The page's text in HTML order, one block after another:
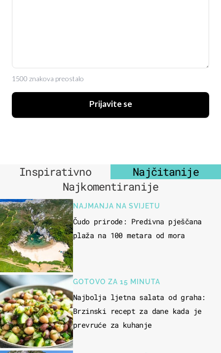
1500 znakova preostalo
Prijavite se
Inspirativno
Najčitanije
Najkomentiranije
NAJMANJA NA SVIJETU
Čudo prirode: Predivna pješčana
plaža na 100 metara od mora
GOTOVO ZA 15 MINUTA
Najbolja ljetna salata od graha:
Brzinski recept za dane kada je
prevruće za kuhanje